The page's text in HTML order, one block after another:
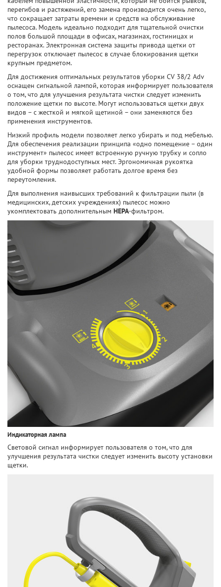
перегибов и растяжений, его замена производится очень легко,
что сокращает затраты времени и средств на обслуживание
пылесоса. Модель идеально подходит для тщательной очистки
полов большой площади в офисах, магазинах, гостиницах и
ресторанах. Электронная система защиты привода щетки от
перегрузок отключает пылесос в случае блокирования щетки
крупным предметом.
Для достижения оптимальных результатов уборки CV 38/2 Adv
оснащен сигнальной лампой, которая информирует пользователя
о том, что для улучшения результата чистки следует изменить
положение щетки по высоте. Могут использоваться щетки двух
видов – с жесткой и мягкой щетиной – они заменяются без
применения инструментов.
Низкий профиль модели позволяет легко убирать и под мебелью.
Для обеспечения реализации принципа «одно помещение – один
инструмент» пылесос имеет встроенную ручную трубку и сопло
для уборки труднодоступных мест. Эргономичная рукоятка
удобной формы позволяет работать долгое время без
переутомления.
Для выполнения наивысших требований к фильтрации пыли (в
медицинских, детских учреждениях) пылесос можно
укомплектовать дополнительным HEPA-фильтром.
Индикаторная лампа
Световой сигнал информирует пользователя о том, что для
улучшения результата чистки следует изменить высоту установки
щетки.